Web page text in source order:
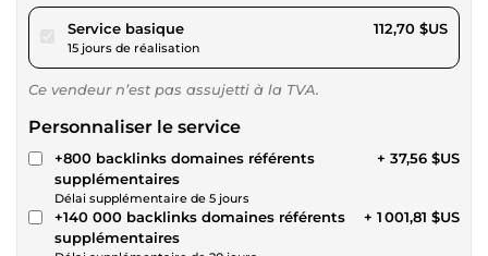
Service basiquepour 103,87 $US
15 jours de réalisation
112,70 $US
Ce vendeur n’est pas assujetti à la TVA.
Personnaliser le service
+800 backlinks domaines référents
supplémentaires
Délai supplémentaire de 5 jours
+ 37,56 $US
+140 000 backlinks domaines référents
supplémentaires
+ 1 001,81 $US